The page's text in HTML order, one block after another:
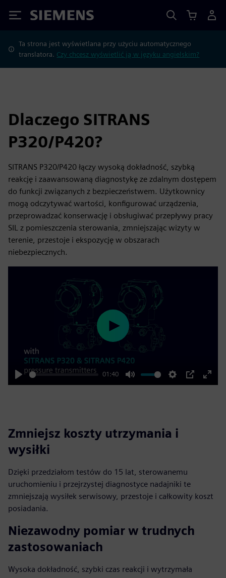
Siemens
Ta strona jest wyświetlana przy użyciu automatycznego
translatora. Czy chcesz wyświetlić ją w języku angielskim?
Dlaczego SITRANS
P320/P420?
SITRANS P320/P420 łączy wysoką dokładność, szybką
reakcję i zaawansowaną diagnostykę ze zdalnym dostępem
do funkcji związanych z bezpieczeństwem. Użytkownicy
mogą odczytywać wartości, konfigurować urządzenia,
przeprowadzać konserwację i obsługiwać przepływy pracy
SIL z pomieszczenia sterowania, zmniejszając wizyty w
terenie, przestoje i ekspozycję w obszarach
niebezpiecznych.
Play
01:40
Mute Settings
PIP
Enter
Play
Zmniejsz koszty utrzymania i
wysiłki
Dzięki przedziałom testów do 15 lat, sterowanemu
uruchomieniu i przejrzystej diagnostyce nadajniki te
zmniejszają wysiłek serwisowy, przestoje i całkowity koszt
posiadania.
Niezawodny pomiar w trudnych
zastosowaniach
Wysoka dokładność, szybki czas reakcji i wytrzymała